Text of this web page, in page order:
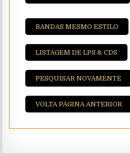
BANDAS MESMO ESTILO
LISTAGEM DE LPS & CDS
PESQUISAR NOVAMENTE
VOLTA PÁGINA ANTERIOR